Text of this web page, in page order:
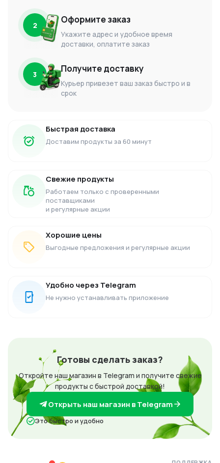
2 Оформите заказ
Укажите адрес и удобное время
доставки, оплатите заказ
3 Получите доставку
Курьер привезет ваш заказ быстро и в
срок
Быстрая доставка
Доставим продукты за 60 минут
Свежие продукты
Работаем только с проверенными
поставщиками
и регулярные акции
Хорошие цены
Выгодные предложения и регулярные акции
Удобно через Telegram
Не нужно устанавливать приложение
Готовы сделать заказ?
Откройте наш магазин в Telegram и получите свежие
продукты с быстрой доставкой!
Открыть наш магазин в Telegram
Это быстро и удобно